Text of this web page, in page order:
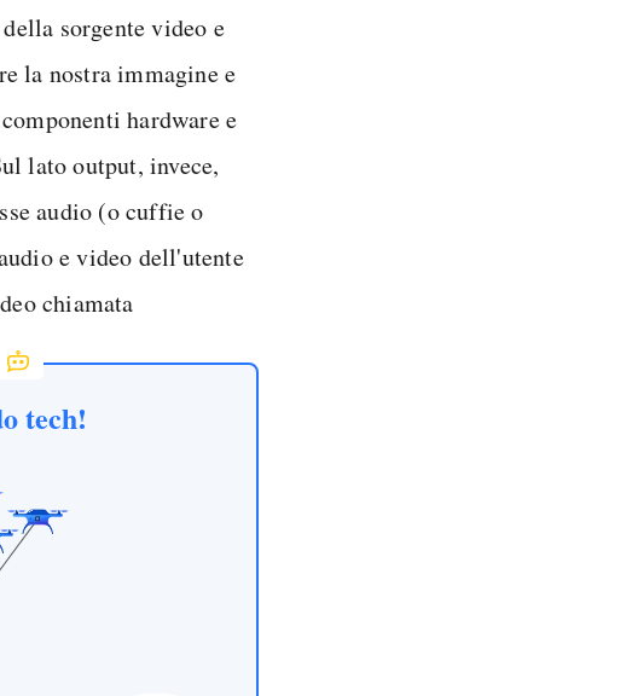
sorgente video e
la nostra immagine e
hardware e
lato output, invece,
audio (o cuffie o
e video dell'utente
chiamata
tech!